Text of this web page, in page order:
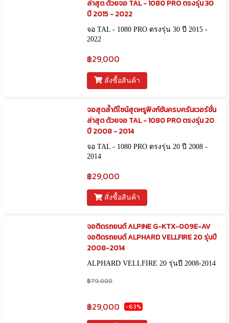
ล่าสุด ด้วยจอ TAL - 1080 PRO ตรงรุ่น 30
ปี 2015 - 2022
จอ TAL - 1080 PRO ตรงรุ่น 30 ปี 2015 -
2022
฿29,000
สั่งซื้อสินค้า
จอสุดล้ำดีไซน์สุดหรูฟังก์ชันครบครันเวอร์ชั่น
ล่าสุด ด้วยจอ TAL - 1080 PRO ตรงรุ่น 20
ปี 2008 - 2014
จอ TAL - 1080 PRO ตรงรุ่น 20 ปี 2008 -
2014
฿29,000
สั่งซื้อสินค้า
จอติดรถยนต์ ALPINE G-KTX-009E-AV
จอติดรถยนต์ ALPHARD VELLFIRE 20 รุ่นปี
2008-2014
ALPHARD VELLFIRE 20 รุ่นปี 2008-2014
฿79,000
฿29,000 -63%